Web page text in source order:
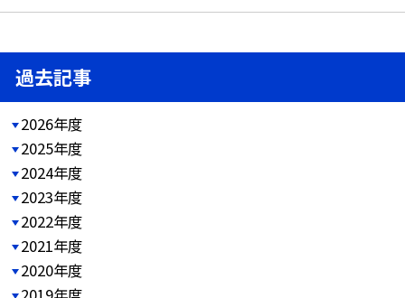
過去記事
2026年度
2025年度
2024年度
2023年度
2022年度
2021年度
2020年度